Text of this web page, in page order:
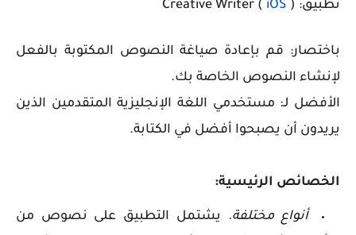
تطبيق: Creative Writer ( iOS )
باختصار: قم بإعادة صياغة النصوص المكتوبة بالفعل
لإنشاء النصوص الخاصة بك.
الأفضل لـ: مستخدمي اللغة الإنجليزية المتقدمين الذين
يريدون أن يصبحوا أفضل في الكتابة.
الخصائص الرئيسية:
أنواع مختلفة. يشتمل التطبيق على نصوص من